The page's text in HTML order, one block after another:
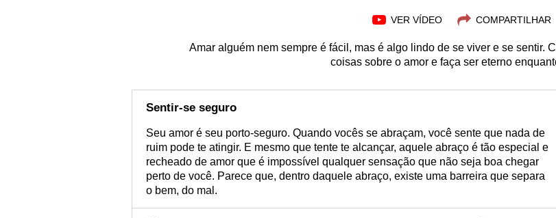
VER VÍDEO COMPARTILHAR
Amar alguém nem sempre é fácil, mas é algo lindo de se viver e se sentir.
coisas sobre o amor e faça ser eterno
Sentir-se seguro
Seu amor é seu porto-seguro. Quando vocês se abraçam, você sente que nada de
ruim pode te atingir. E mesmo que tente te alcançar, aquele abraço é tão especial e
recheado de amor que é impossível qualquer sensação que não seja boa chegar
perto de você. Parece que, dentro daquele abraço, existe uma barreira que separa
o bem, do mal.